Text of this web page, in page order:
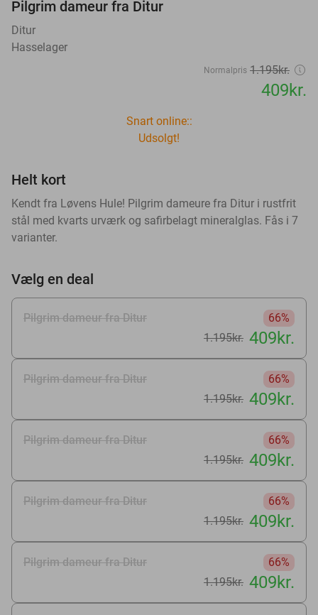
Pilgrim dameur fra Ditur
Ditur
Hasselager
Normalpris 1.195kr.
409kr.
Snart online::
Udsolgt!
Helt kort
Kendt fra Løvens Hule! Pilgrim dameure fra Ditur i rustfrit
stål med kvarts urværk og safirbelagt mineralglas. Fås i 7
varianter.
Vælg en deal
Pilgrim dameur fra Ditur
66%
1.195kr. 409kr.
Pilgrim dameur fra Ditur
66%
1.195kr. 409kr.
Pilgrim dameur fra Ditur
66%
1.195kr. 409kr.
Pilgrim dameur fra Ditur
66%
1.195kr. 409kr.
Pilgrim dameur fra Ditur
66%
1.195kr. 409kr.